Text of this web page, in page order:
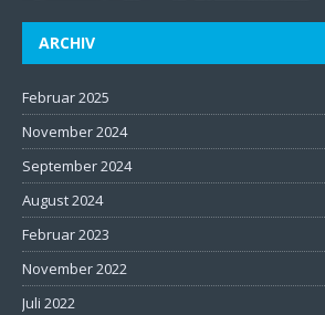
ARCHIV
Februar 2025
November 2024
September 2024
August 2024
Februar 2023
November 2022
Juli 2022